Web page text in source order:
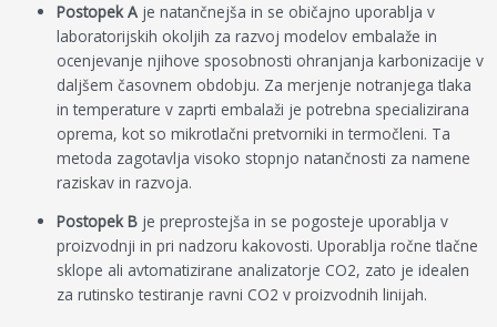
Postopek A je natančnejša in se običajno uporablja v
laboratorijskih okoljih za razvoj modelov embalaže in
ocenjevanje njihove sposobnosti ohranjanja karbonizacije v
daljšem časovnem obdobju. Za merjenje notranjega tlaka
in temperature v zaprti embalaži je potrebna specializirana
oprema, kot so mikrotlačni pretvorniki in termočleni. Ta
metoda zagotavlja visoko stopnjo natančnosti za namene
raziskav in razvoja.
Postopek B je preprostejša in se pogosteje uporablja v
proizvodnji in pri nadzoru kakovosti. Uporablja ročne tlačne
sklope ali avtomatizirane analizatorje CO2, zato je idealen
za rutinsko testiranje ravni CO2 v proizvodnih linijah.